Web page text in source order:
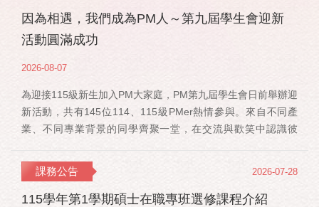
因為相遇，我們成為PM人～第九屆學生會迎新
活動圓滿成功
2026-08-07
為迎接115級新生加入PM大家庭，PM第九屆學生會日前舉辦迎
新活動，共有145位114、115級PMer熱情參與。來自不同產
業、不同專業背景的同學齊聚一堂，在交流與歡笑中認識彼
謝郭佳瑋院長、PMBA孔令傑主任及PMBM何佳安主任蒞臨現
場，給予115 級新生勉勵與祝福；PMLBA謝煜偉主任雖人在國
外進修，也特別捎來祝福，為即將...
課務公告
115學年第1學期碩士在職專班選修課程介紹
2026-07-28